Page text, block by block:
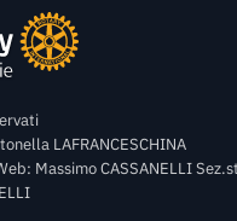
LAFRANCESCHINA
Massimo CASSANELLI